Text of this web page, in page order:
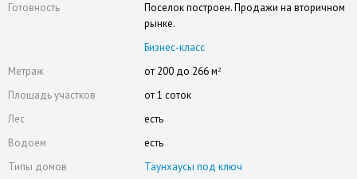
Готовность
Поселок построен. Продажи на вторичном
рынке.
Бизнес-класс
Метраж
от 200 до 266 м 2
Площадь участков
от 1 соток
Лес
есть
Водоем
есть
Типы домов
Таунхаусы под ключ